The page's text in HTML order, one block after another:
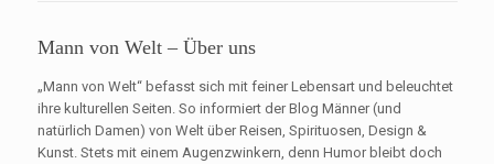
Mann von Welt – Über uns
„Mann von Welt“ befasst sich mit feiner Lebensart und beleuchtet
ihre kulturellen Seiten. So informiert der Blog Männer (und
natürlich Damen) von Welt über Reisen, Spirituosen, Design &
Kunst. Stets mit einem Augenzwinkern, denn Humor bleibt doch